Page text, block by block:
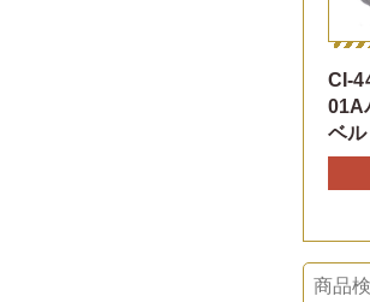
CI-
01A
ベル